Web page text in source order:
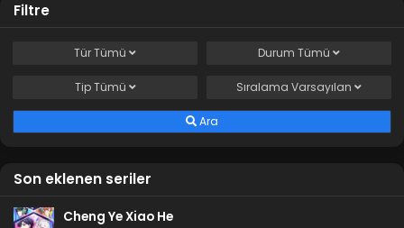
Filtre
TürTümü Durum Tümü
TipTümü Sıralama Varsayılan
Ara
Son eklenen seriler
Cheng Ye Xiao He